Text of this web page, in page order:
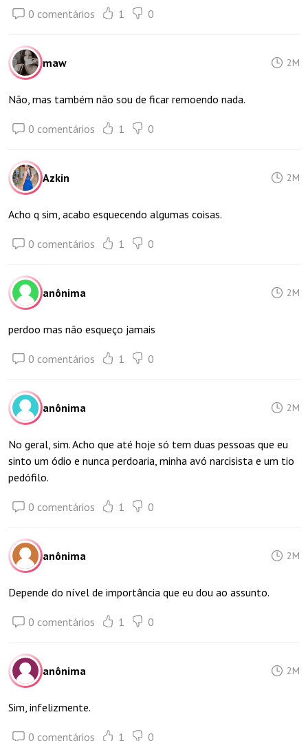
0 comentários 1 0
maw 2M
Não, mas também não sou de ficar remoendo nada.
0 comentários 1 0
Azkin 2M
Acho q sim, acabo esquecendo algumas coisas.
0 comentários 1 0
anônima 2M
perdoo mas não esqueço jamais
0 comentários 1 0
anônima 2M
No geral, sim. Acho que até hoje só tem duas pessoas que eu
sinto um ódio e nunca perdoaria, minha avó narcisista e um tio
pedófilo.
0 comentários 1 0
anônima 2M
Depende do nível de importância que eu dou ao assunto.
0 comentários 1 0
anônima 2M
Sim, infelizmente.
0 comentários 1 0